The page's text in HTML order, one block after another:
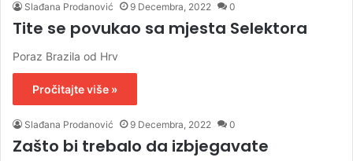
Slađana Prodanović 9 Decembra, 2022 0
Tite se povukao sa mjesta Selektora
Poraz Brazila od Hrv
Pročitajte više »
Slađana Prodanović 9 Decembra, 2022 0
Zašto bi trebalo da izbjegavate